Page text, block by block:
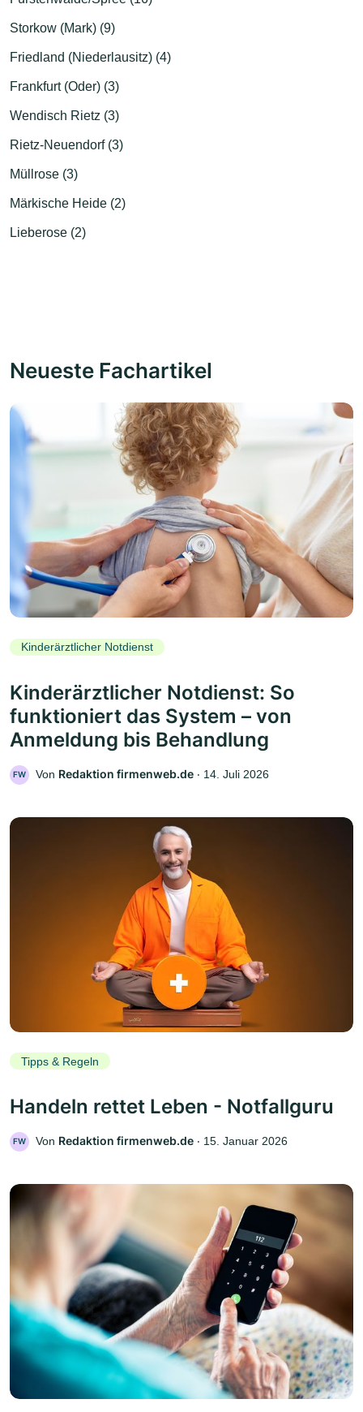
Storkow (Mark) (9)
Friedland (Niederlausitz) (4)
Frankfurt (Oder) (3)
Wendisch Rietz (3)
Rietz-Neuendorf (3)
Müllrose (3)
Märkische Heide (2)
Lieberose (2)
Neueste Fachartikel
Kinderärztlicher Notdienst
Kinderärztlicher Notdienst: So
funktioniert das System – von
Anmeldung bis Behandlung
FW Von Redaktion firmenweb.de ‧ 14. Juli 2026
Tipps & Regeln
Handeln rettet Leben - Notfallguru
FW Von Redaktion firmenweb.de ‧ 15. Januar 2026